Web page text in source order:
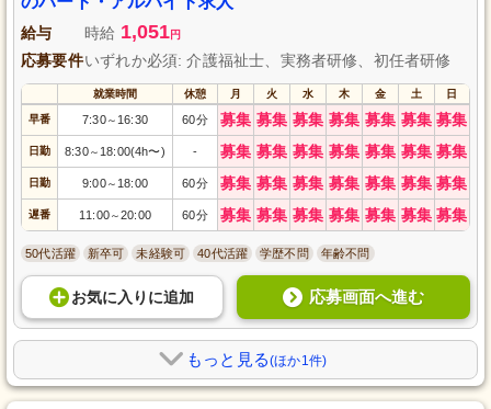
給与 時給 1,051円
応募要件いずれか必須: 介護福祉士、実務者研修、初任者研修
就業時間 休憩 月 火 水 木 金 土 日
早番 7:30～ 16:30 60分 募集 募集 募集 募集 募集 募集 募集
日勤 8:30～ 18:00(4h〜) - 募集 募集 募集 募集 募集 募集 募集
日勤 9:00～ 18:00 60分 募集 募集 募集 募集 募集 募集 募集
遅番 11:00～20:00 60分 募集 募集 募集 募集 募集 募集 募集
50代活躍 新卒可 未経験可 40代活躍 学歴不問 年齢不問
お気に入り に追加 応募画面へ進む
もっと見る(ほか1件)